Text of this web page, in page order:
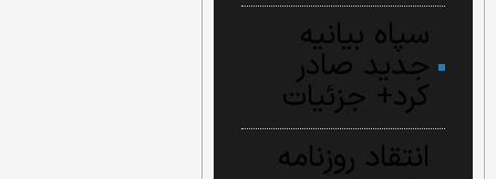
سپاه بیانیه
جدید صادر
کرد+ جزئیات
انتقاد روزنامه